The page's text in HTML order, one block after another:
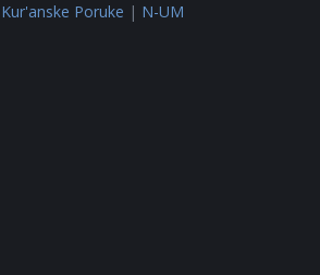
Kur'anske Poruke | N-UM